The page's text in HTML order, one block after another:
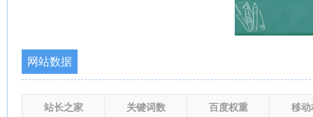
网站数据
站长之家 关键词数 百度权重 移动